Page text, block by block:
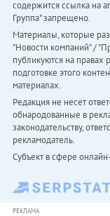
содержится ссылка на
Группа" запрещено.
Материалы, которые
"Новости компаний" /
публикуются на правах
подготовке этого
материалах.
Редакция не несет
обнародованные в
законодательству,
рекламодатель.
Субъект в сфере
РЕКЛАМА